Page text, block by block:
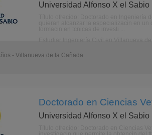
Universidad Alfonso X el Sabio
- Villanueva de la Cañada
Doctorado en Ciencias
Universidad Alfonso X el Sabio